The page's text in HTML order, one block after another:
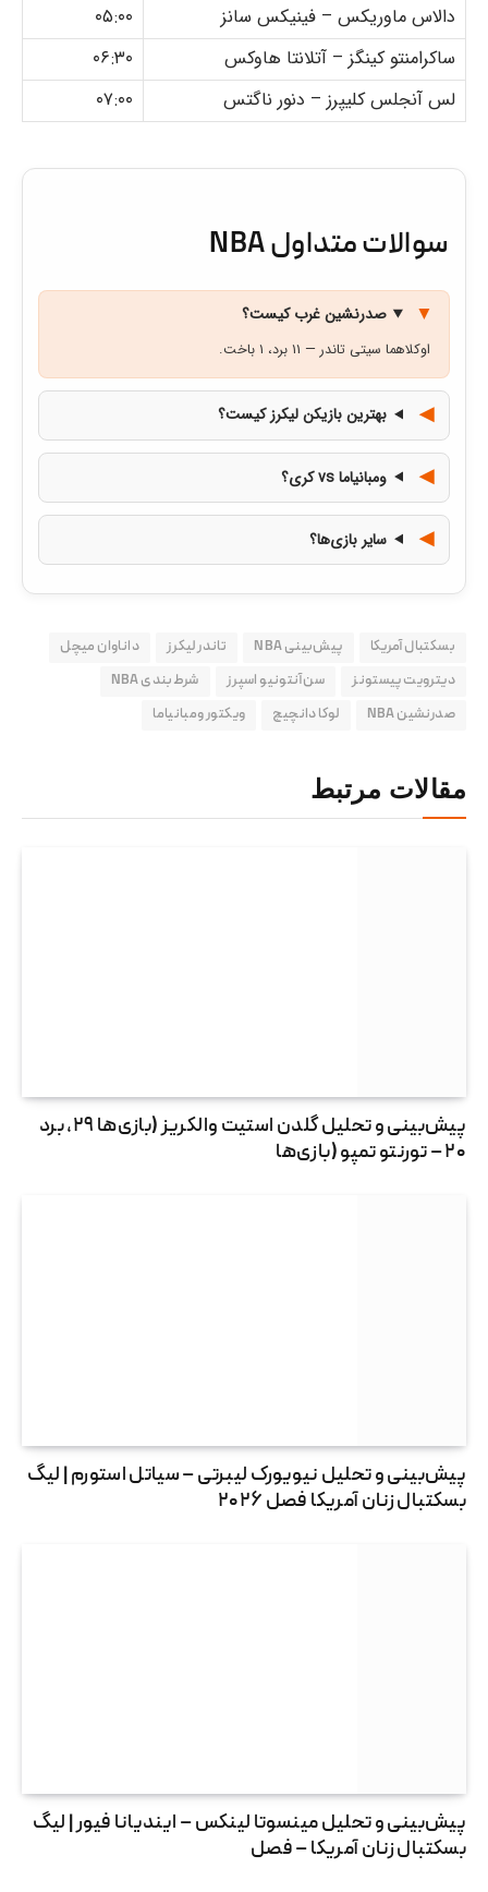
دالاس ماوریکس – فینیکس سانز
۰۵:۰۰
ساکرامنتو کینگز – آتلانتا هاوکس
۰۶:۳۰
لس آنجلس کلیپرز – دنور ناگتس
۰۷:۰۰
سوالات متداول NBA
صدرنشین غرب کیست؟
اوکلاهما سیتی تاندر — ۱۱ برد، ۱ باخت.
بهترین بازیکن لیکرز کیست؟
ومبانیاما vs کری؟
سایر بازی‌ها؟
بسکتبال آمریکا پیش‌بینی NBA تاندر لیکرز
داناوان میچل
دیترویت پیستونز
سن آنتونیو اسپرز
شرط‌بندی NBA
صدرنشین NBA
لوکا دانچیچ ویکتور ومبانیاما
مقالات مرتبط
پیش‌بینی و تحلیل گلدن استیت والکریز (بازی‌ها ۲۹، برد
۲۰ – تورنتو تمپو (بازی‌ها
پیش‌بینی و تحلیل نیویورک لیبرتی – سیاتل استورم | لیگ
بسکتبال زنان آمریکا فصل ۲۰۲۶
پیش‌بینی و تحلیل مینسوتا لینکس – ایندیانا فیور | لیگ
بسکتبال زنان آمریکا – فصل